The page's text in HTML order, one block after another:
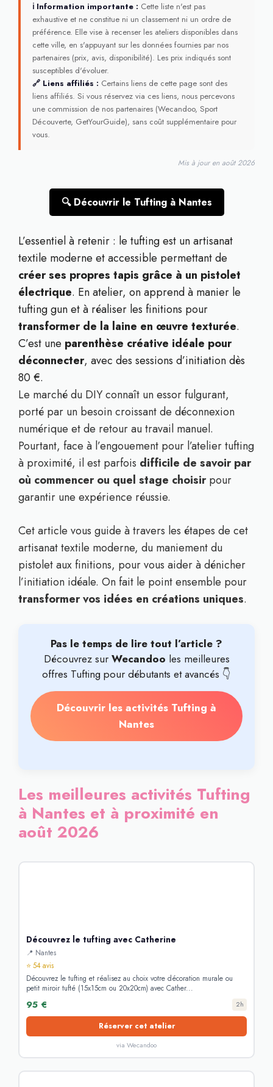
ℹ Information importante : Cette liste n'est pas
exhaustive et ne constitue ni un classement ni un ordre de
préférence. Elle vise à recenser les ateliers disponibles dans
cette ville, en s'appuyant sur les données fournies par nos
partenaires (prix, avis, disponibilité). Les prix indiqués sont
susceptibles d'évoluer.
🔗 Liens affiliés : Certains liens de cette page sont des
liens affiliés. Si vous réservez via ces liens, nous percevons
une commission de nos partenaires (Wecandoo, Sport
Découverte, GetYourGuide), sans coût supplémentaire pour
vous.
Mis à jour en août 2026
🔍 Découvrir le Tufting à Nantes
L’essentiel à retenir : le tufting est un artisanat
textile moderne et accessible permettant de
créer ses propres tapis grâce à un pistolet
électrique. En atelier, on apprend à manier le
tufting gun et à réaliser les finitions pour
transformer de la laine en œuvre texturée.
C’est une parenthèse créative idéale pour
déconnecter, avec des sessions d’initiation dès
80 €.
Le marché du DIY connaît un essor fulgurant,
porté par un besoin croissant de déconnexion
numérique et de retour au travail manuel.
Pourtant, face à l’engouement pour l’atelier tufting
à proximité, il est parfois difficile de savoir par
où commencer ou quel stage choisirpour
garantir une expérience réussie.
Cet article vous guide à travers les étapes de cet
artisanat textile moderne, du maniement du
pistolet aux finitions, pour vous aider à dénicher
l’initiation idéale. On fait le point ensemble pour
transformer vos idées en créations uniques.
Pas le temps de lire tout l’article ?
Découvrez sur Wecandoo les meilleures
offres Tufting pour débutants et avancés 👇
Découvrir les activités Tufting à
Nantes
Les meilleures activités Tufting
à Nantes et à proximité en
août 2026
Découvrez le tufting avec Catherine
📍 Nantes
⭐ 54 avis
Découvrez le tufting et réalisez au choix votre décoration murale ou
petit miroir tufté (15x15cm ou 20x20cm) avec Cather...
95 € 2h
Réserver cet atelier
via Wecandoo